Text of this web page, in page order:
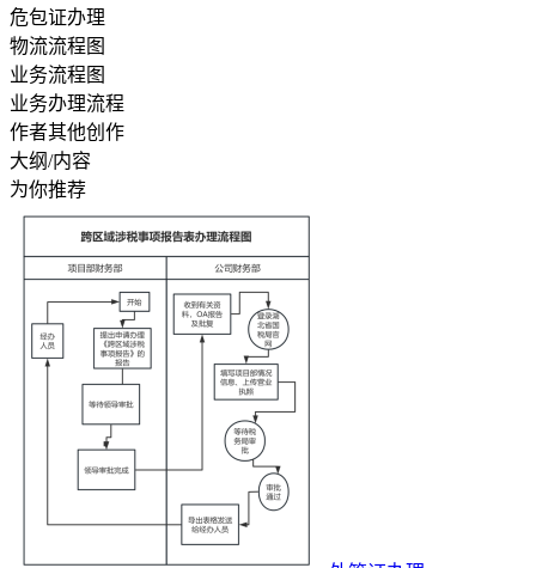
危包证办理
物流流程图
业务流程图
业务办理流程
作者其他创作
大纲/内容
为你推荐